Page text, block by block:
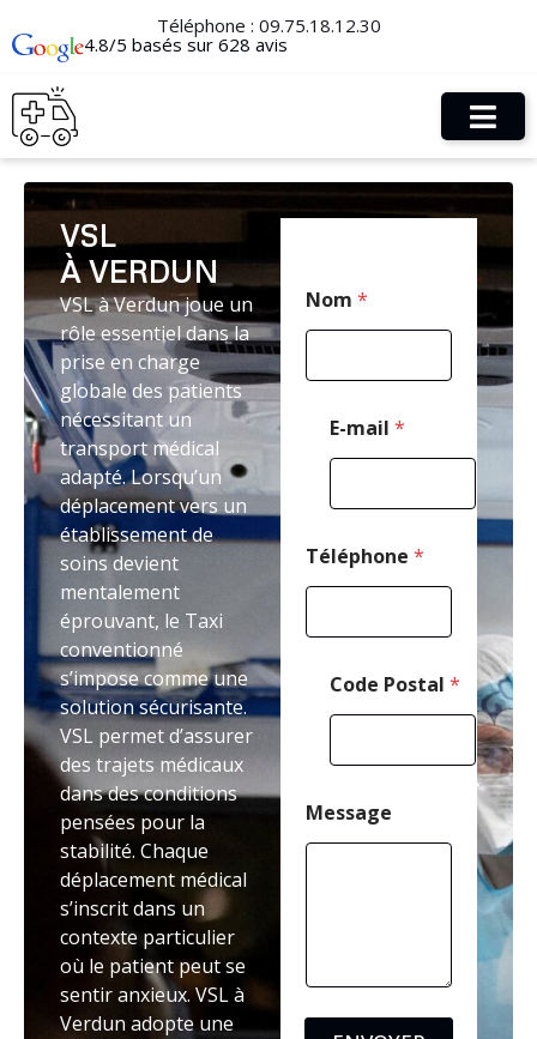
Téléphone : 09.75.18.12.30
4.8/5 basés sur 628 avis
VSL
À VERDUN
VSL à Verdun joue un
rôle essentiel dans la
prise en charge
globale des patients
nécessitant un
transport médical
adapté. Lorsqu’un
déplacement vers un
établissement de
soins devient
mentalement
éprouvant, le Taxi
conventionné
s’impose comme une
solution sécurisante.
VSL permet d’assurer
des trajets médicaux
dans des conditions
pensées pour la
stabilité. Chaque
déplacement médical
s’inscrit dans un
contexte particulier
où le patient peut se
sentir anxieux. VSL à
Verdun adopte une
Nom *
E-mail *
Téléphone *
Code Postal *
P
s
t
a
P
a
*
Message